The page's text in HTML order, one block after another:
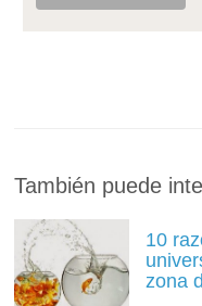
También puede
10
zona